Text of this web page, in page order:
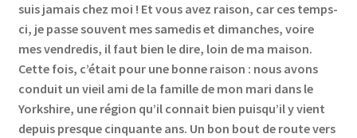
Private Tuition
Shop
Terms and Conditions
suis jamais chez moi ! Et vous avez raison, car ces temps-
ci, je passe souvent mes samedis et dimanches, voire
mes vendredis, il faut bien le dire, loin de ma maison.
Cette fois, c’était pour une bonne raison : nous avons
conduit un vieil ami de la famille de mon mari dans le
Yorkshire, une région qu’il connait bien puisqu’il y vient
depuis presque cinquante ans. Un bon bout de route vers